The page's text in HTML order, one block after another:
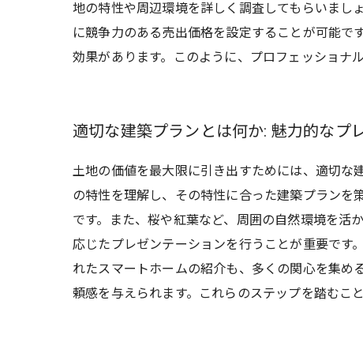
地の特性や周辺環境を詳しく調査してもらいまし
に競争力のある売出価格を設定することが可能
効果があります。このように、プロフェッショナ
適切な建築プランとは何か: 魅力的なプ
土地の価値を最大限に引き出すためには、適切な
の特性を理解し、その特性に合った建築プランを
です。また、桜や紅葉など、周囲の自然環境を活
応じたプレゼンテーションを行うことが重要です
れたスマートホームの紹介も、多くの関心を集め
頼感を与えられます。これらのステップを踏むこ